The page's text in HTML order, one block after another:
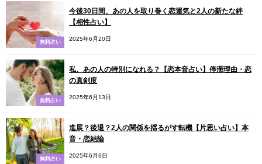
無料占い
今後30日間、あの人を取り巻く恋運気と2人の新たな絆
【相性占い】
2025年6月20日
無料占い
私、あの人の特別になれる？【恋本音占い】停滞理由・恋
の真剣度
2025年6月13日
無料占い
進展？後退？2人の関係を揺るがす転機【片思い占い】本
音・恋結論
2025年6月6日